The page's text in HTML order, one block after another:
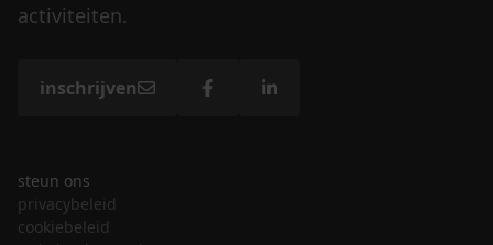
activiteiten.
inschrijven
steun ons
privacybeleid
cookiebeleid